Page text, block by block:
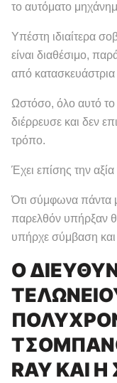
το αυτόματο
Υπέστη ιδιαίτερα
είναι διαθέσιμο,
από
Ωστόσο, όλο αυτό το
διέρρευσε και δεν
τρόπο.
Έχει επίσης την
Ότι σύμφωνα πάντα
παρελθόν υπήρξαν
υπήρχε σύμβαση
Ο
RAY ΚΑΙ